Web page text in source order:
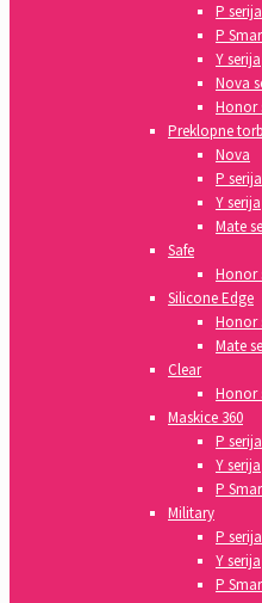
P serija
P
Y serija
Nova
Honor
Preklopne
Nova
P serija
Y serija
Mate
Safe
Honor
Silicone Edge
Honor
Mate
Clear
Honor
Maskice 360
P serija
Y serija
P
Military
P serija
Y serija
P